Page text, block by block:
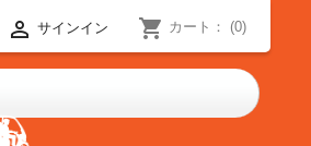
 サインイン shopping_cart カート： (0)